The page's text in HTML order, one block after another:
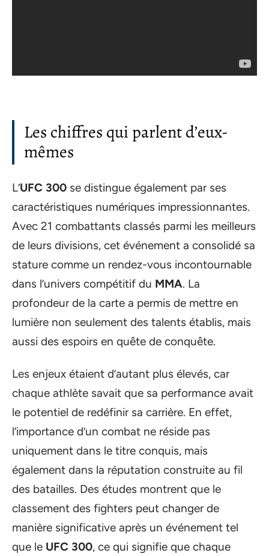
Les chiffres qui parlent d’eux-
mêmes
L’UFC 300 se distingue également par ses
caractéristiques numériques impressionnantes.
Avec 21 combattants classés parmi les meilleurs
de leurs divisions, cet événement a consolidé sa
stature comme un rendez-vous incontournable
dans l’univers compétitif du MMA. La
profondeur de la carte a permis de mettre en
lumière non seulement des talents établis, mais
aussi des espoirs en quête de conquête.
Les enjeux étaient d’autant plus élevés, car
chaque athlète savait que sa performance avait
le potentiel de redéfinir sa carrière. En effet,
l’importance d’un combat ne réside pas
uniquement dans le titre conquis, mais
également dans la réputation construite au fil
des batailles. Des études montrent que le
classement des fighters peut changer de
manière significative après un événement tel
que le UFC 300, ce qui signifie que chaque